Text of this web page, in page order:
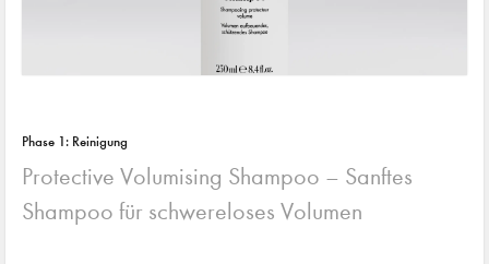
Phase 1: Reinigung
Protective Volumising Shampoo – Sanftes
Shampoo für schwereloses Volumen